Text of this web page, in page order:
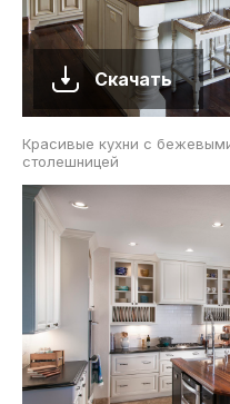
Скачать
Красивые кухни с
столешницей